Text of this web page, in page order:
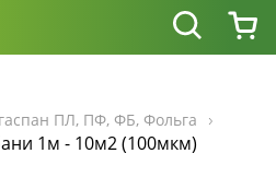
ПЛ, ПФ, ФБ, Фольга
1м - 10м2 (100мкм)